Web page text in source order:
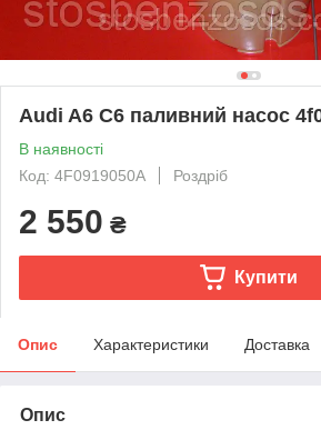
Audi A6 C6 паливний насос
В наявності
Код: 4F0919050A
Роздріб
2 550 ₴
Купити
Опис Характеристики Доставка
Опис